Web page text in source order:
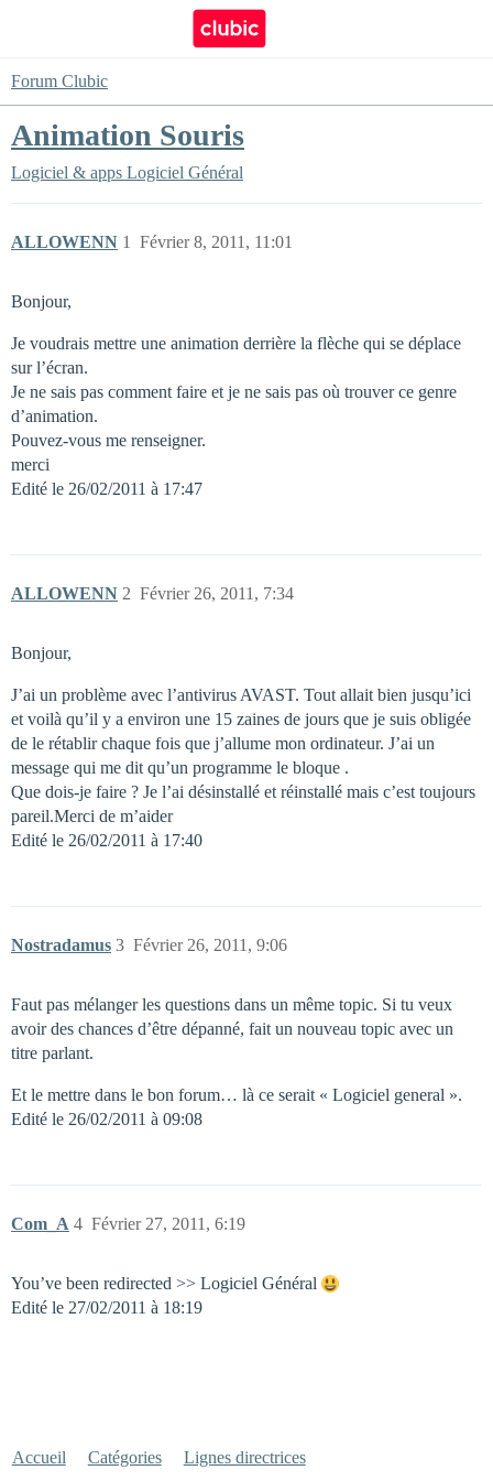
Forum Clubic
Animation Souris
Logiciel & apps Logiciel Général
ALLOWENN Février 8, 2011, 11:01
1
Bonjour,
Je voudrais mettre une animation derrière la flèche qui se déplace
sur l’écran.
Je ne sais pas comment faire et je ne sais pas où trouver ce genre
d’animation.
Pouvez-vous me renseigner.
merci
Edité le 26/02/2011 à 17:47
ALLOWENN Février 26, 2011, 7:34
2
Bonjour,
J’ai un problème avec l’antivirus AVAST. Tout allait bien jusqu’ici
et voilà qu’il y a environ une 15 zaines de jours que je suis obligée
de le rétablir chaque fois que j’allume mon ordinateur. J’ai un
message qui me dit qu’un programme le bloque .
Que dois-je faire ? Je l’ai désinstallé et réinstallé mais c’est toujours
pareil.Merci de m’aider
Edité le 26/02/2011 à 17:40
Nostradamus Février 26, 2011, 9:06
3
Faut pas mélanger les questions dans un même topic. Si tu veux
avoir des chances d’être dépanné, fait un nouveau topic avec un
titre parlant.
Et le mettre dans le bon forum… là ce serait « Logiciel general ».
Edité le 26/02/2011 à 09:08
Com_A Février 27, 2011, 6:19
4
You’ve been redirected >> Logiciel Général
Edité le 27/02/2011 à 18:19
Accueil Catégories Lignes directrices